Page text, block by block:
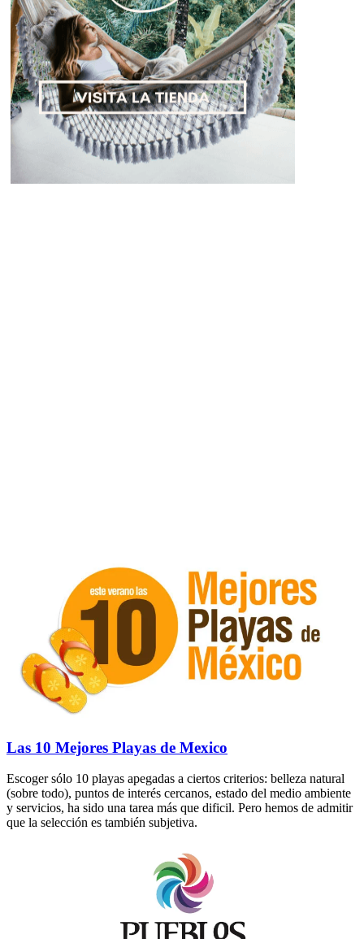
Las 10 Mejores Playas de Mexico
Escoger sólo 10 playas apegadas a ciertos criterios: belleza natural
(sobre todo), puntos de interés cercanos, estado del medio ambiente
y servicios, ha sido una tarea más que dificil. Pero hemos de admitir
que la selección es también subjetiva.